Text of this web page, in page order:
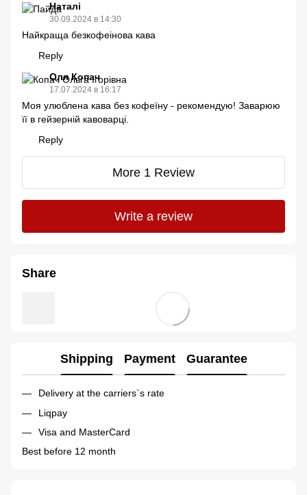
Наталі
30.09.2024 в 14:30
Найкраща безкофеінова кава
Reply
Оля Копач
17.07.2024 в 16:17
Моя улюблена кава без кофеїну - рекомендую! Заварюю
її в гейзерній кавоварці.
Reply
More 1 Review
Write a review
Share
Shipping Payment Guarantee
Delivery at the carriers`s rate
Liqpay
Visa and MasterCard
Best before 12 month